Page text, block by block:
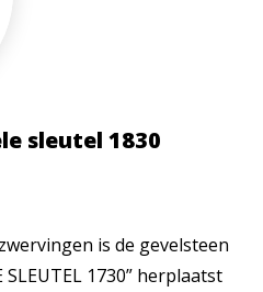
sleutel 1830
is de gevelsteen
SLEUTEL 1730” herplaatst